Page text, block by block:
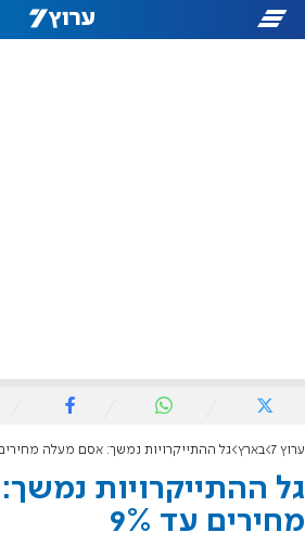
ערוץ 7 בארץ גל ההתייקרויות נמשך: אסם מעלה מחירים
גל ההתייקרויות
מחירים עד 9%